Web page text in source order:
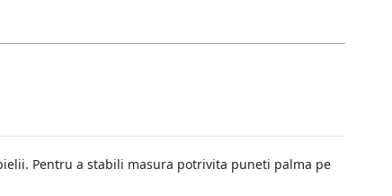
Pentru a stabili masura potrivita puneti palma pe